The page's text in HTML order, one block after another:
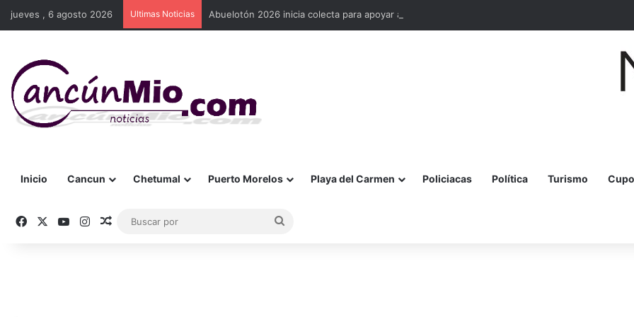
jueves , 6 agosto 2026 Ultimas Noticias Abuelotón 2026 inicia colecta para apoyar a personas adultas mayores en Cancún
Inicio Cancun Chetumal Puerto Morelos Playa del Carmen Policiacas Política Turismo
Facebook YouTubeInstagramPublicación al azar